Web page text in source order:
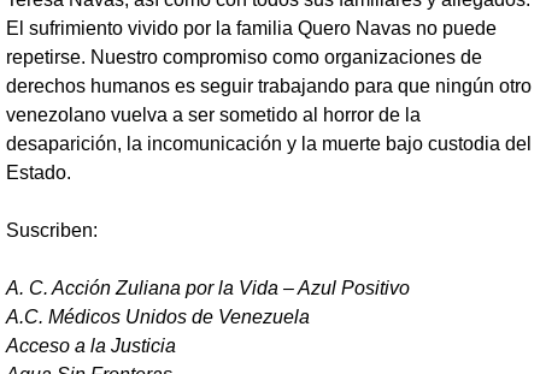
El sufrimiento vivido por la familia Quero Navas no puede
repetirse. Nuestro compromiso como organizaciones de
derechos humanos es seguir trabajando para que ningún otro
venezolano vuelva a ser sometido al horror de la
desaparición, la incomunicación y la muerte bajo custodia del
Estado.
Suscriben:
A. C. Acción Zuliana por la Vida – Azul Positivo
A.C. Médicos Unidos de Venezuela
Acceso a la Justicia